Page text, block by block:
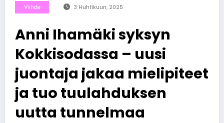
Viihde 3 Huhtikuun, 2025
Anni Ihamäki syksyn
Kokkisodassa – uusi
juontaja jakaa mielipiteet
ja tuo tuulahduksen
uutta tunnelmaa